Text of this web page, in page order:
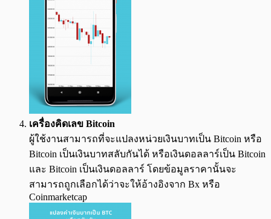
เครื่องคิดเลข Bitcoin
ผู้ใช้งานสามารถที่จะแปลงหน่วยเงินบาทเป็น Bitcoin หรือ
Bitcoin เป็นเงินบาทสลับกันได้ หรือเงินดอลลาร์เป็น Bitcoin
และ Bitcoin เป็นเงินดอลลาร์ โดยข้อมูลราคานั้นจะ
สามารถถูกเลือกได้ว่าจะให้อ้างอิงจาก Bx หรือ
Coinmarketcap